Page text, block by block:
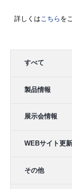
詳しくはこちら を
すべて
製品情報
展示会情報
WEBサイト更
その他